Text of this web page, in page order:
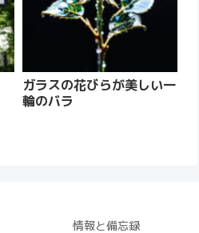
ガラスの花びらが美しい一
輪のバラ
情報と備忘録